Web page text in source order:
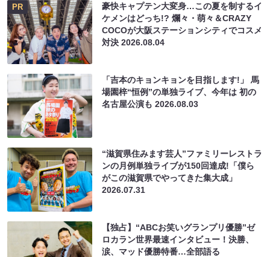
PR
豪快キャプテン大変身…この夏を制するイ
ケメンはどっち!? 爛々・萌々＆CRAZY
COCOが大阪ステーションシティでコスメ
対決2026.08.04
「吉本のキョンキョンを目指します!」 馬
場園梓“恒例”の単独ライブ、今年は 初の
名古屋公演も2026.08.03
“滋賀県住みます芸人”ファミリーレストラ
ンの月例単独ライブが150回達成!「僕ら
がこの滋賀県でやってきた集大成」
2026.07.31
【独占】“ABCお笑いグランプリ優勝”ゼ
ロカラン世界最速インタビュー！決勝、
涙、マッド優勝特番…全部語る